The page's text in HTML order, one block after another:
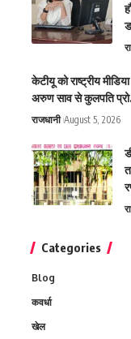
केटीयू को राष्ट्रीय
अरुण साव से कुलपति
राजधानी August 5, 2026
Categories
Blog
कवर्धा
खेल